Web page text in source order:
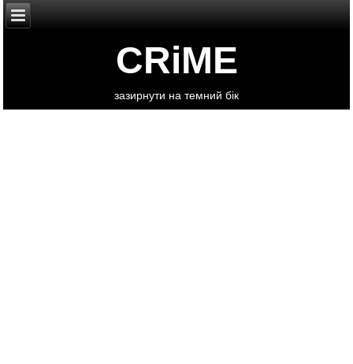
CRiME
зазирнути на темний бік